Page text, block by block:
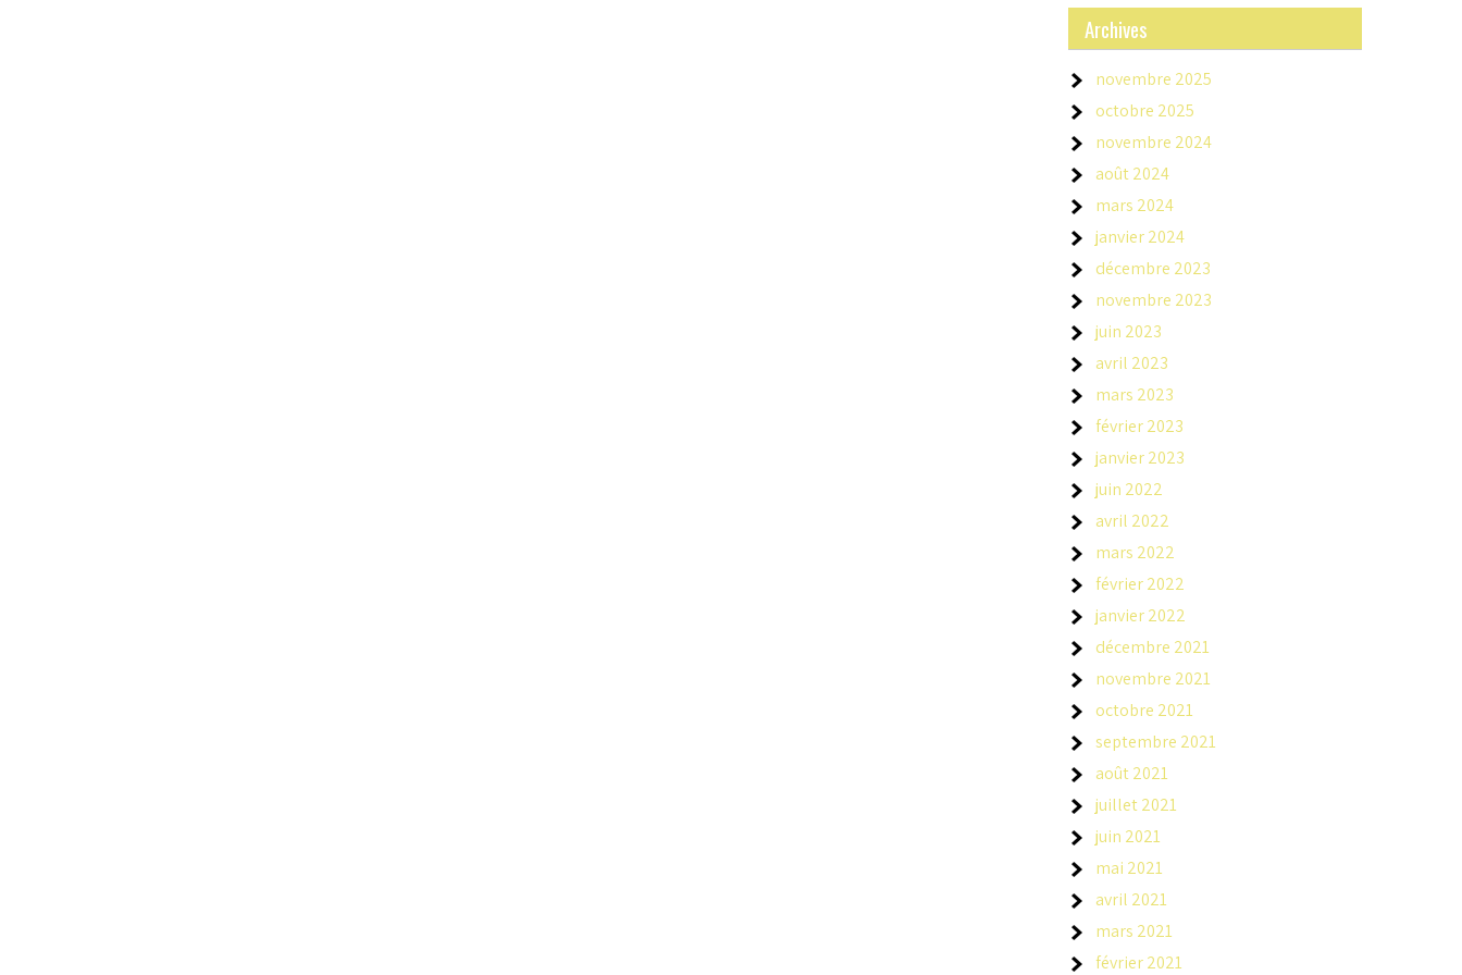
Archives
novembre 2025
octobre 2025
novembre 2024
août 2024
mars 2024
janvier 2024
décembre 2023
novembre 2023
juin 2023
avril 2023
mars 2023
février 2023
janvier 2023
juin 2022
avril 2022
mars 2022
février 2022
janvier 2022
décembre 2021
novembre 2021
octobre 2021
septembre 2021
août 2021
juillet 2021
juin 2021
mai 2021
avril 2021
mars 2021
février 2021